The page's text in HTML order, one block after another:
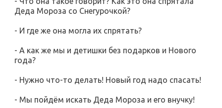
Деда Мороза со Снегурочкой?
- И где же она могла их спрятать?
- А как же мы и детишки без подарков и Нового
года?
- Нужно что-то делать! Новый год надо спасать!
- Мы пойдём искать Деда Мороза и его внучку!